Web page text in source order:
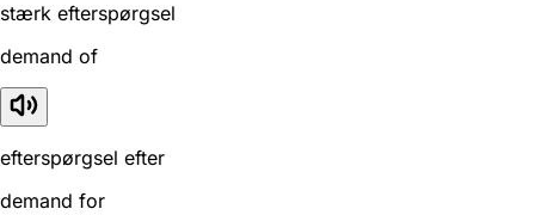
stærk efterspørgsel
demand of
efterspørgsel efter
demand for